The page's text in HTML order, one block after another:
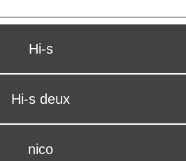
Hi-s
Hi-s deux
nico